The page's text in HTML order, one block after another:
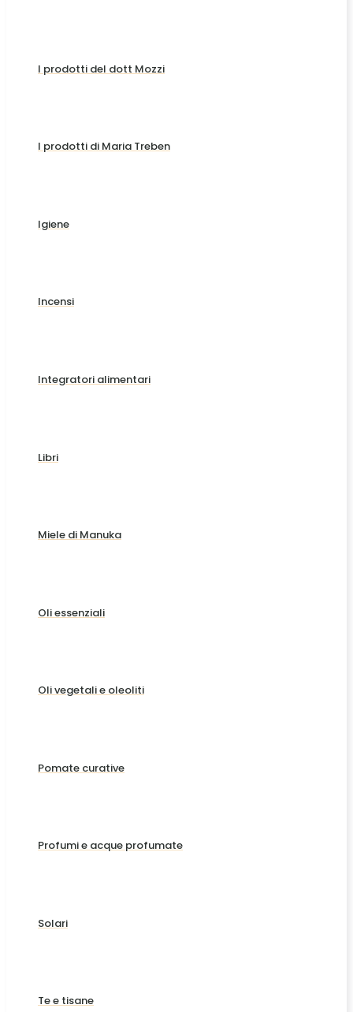
I prodotti del dott Mozzi
I prodotti di Maria Treben
Igiene
Incensi
Integratori alimentari
Libri
Miele di Manuka
Oli essenziali
Oli vegetali e oleoliti
Pomate curative
Profumi e acque profumate
Solari
Te e tisane